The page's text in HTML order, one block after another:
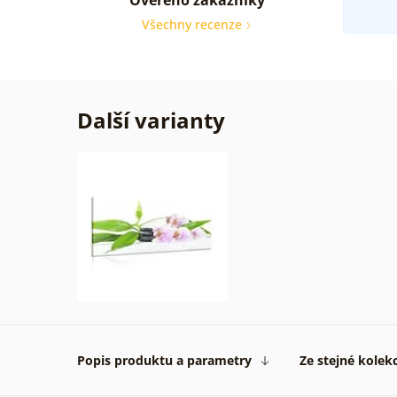
Všechny recenze
Další varianty
Popis produktu a parametry Ze stejné